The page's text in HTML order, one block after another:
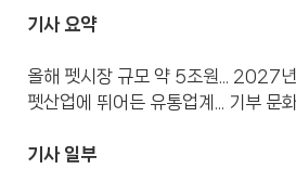
기사 요약
올해 펫시장 규모 약 5조원... 2027
펫산업에 뛰어든 유통업계... 기부 문
기사 일부